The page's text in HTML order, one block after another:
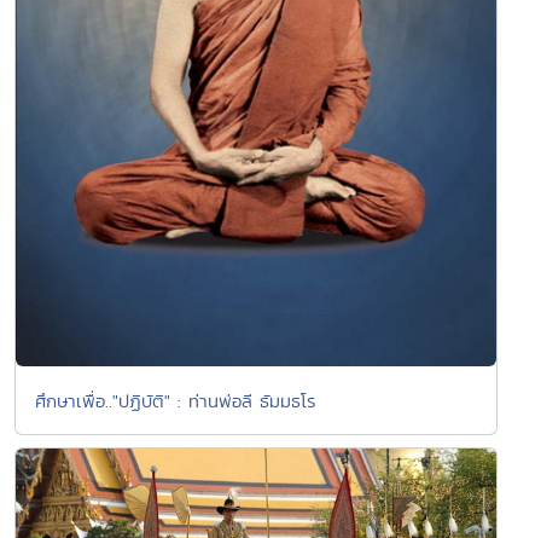
ศึกษาเพื่อ.."ปฏิบัติ" : ท่านพ่อลี ธัมมธโร